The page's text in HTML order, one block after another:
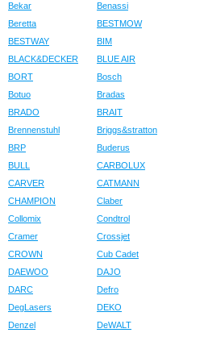
Bekar
Benassi
Beretta
BESTMOW
BESTWAY
BIM
BLACK&DECKER
BLUE AIR
BORT
Bosch
Botuo
Bradas
BRADO
BRAIT
Brennenstuhl
Briggs&stratton
BRP
Buderus
BULL
CARBOLUX
CARVER
CATMANN
CHAMPION
Claber
Collomix
Condtrol
Cramer
Crossjet
CROWN
Cub Cadet
DAEWOO
DAJO
DARC
Defro
DegLasers
DEKO
Denzel
DeWALT